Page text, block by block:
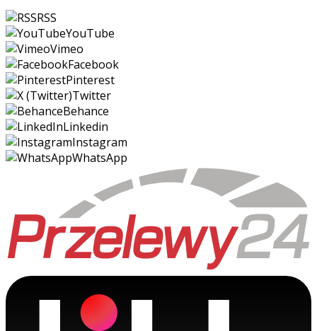
RSS
YouTube
Vimeo
Facebook
Pinterest
Twitter
Behance
Linkedin
Instagram
WhatsApp